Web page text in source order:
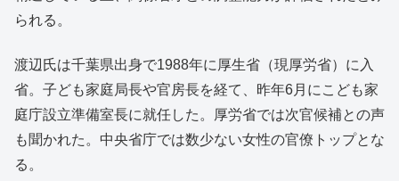
られる。
渡辺氏は千葉県出身で1988年に厚生省（現厚労省）に入
省。子ども家庭局長や官房長を経て、昨年6月にこども家
庭庁設立準備室長に就任した。厚労省では次官候補との声
も聞かれた。中央省庁では数少ない女性の官僚トップとな
る。